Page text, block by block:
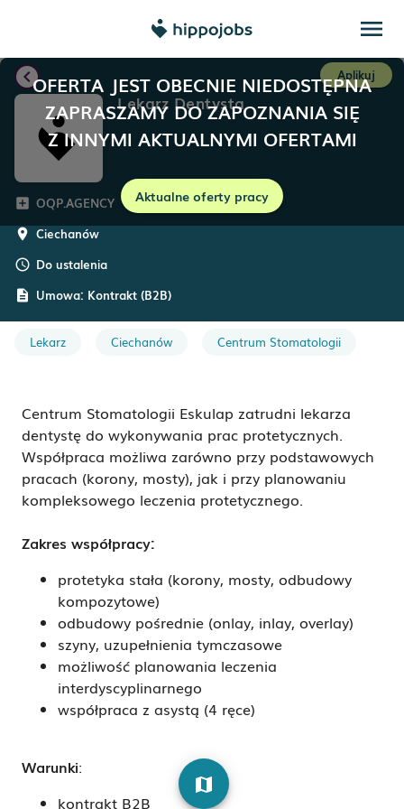
menu
OFERTA JEST OBECNIE NIEDOSTĘPNA
ZAPRASZAMY DO ZAPOZNANIA SIĘ
Z INNYMI AKTUALNYMI OFERTAMI
Aktualne oferty pracy
chevron_left Aplikuj
Lekarz Dentysta
add_box OQP.AGENCY
room Ciechanów
schedule Do ustalenia
description Umowa: Kontrakt (B2B)
Lekarz Ciechanów Centrum Stomatologii
Centrum Stomatologii Eskulap zatrudni lekarza
dentystę do wykonywania prac protetycznych.
Współpraca możliwa zarówno przy podstawowych
pracach (korony, mosty), jak i przy planowaniu
kompleksowego leczenia protetycznego.
Zakres współpracy:
protetyka stała (korony, mosty, odbudowy
kompozytowe)
odbudowy pośrednie (onlay, inlay, overlay)
szyny, uzupełnienia tymczasowe
możliwość planowania leczenia
interdyscyplinarnego
współpraca z asystą (4 ręce)
Warunki:
kontrakt B2B
map